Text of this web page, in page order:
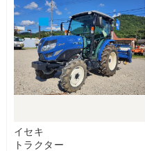
イセキ
トラクター